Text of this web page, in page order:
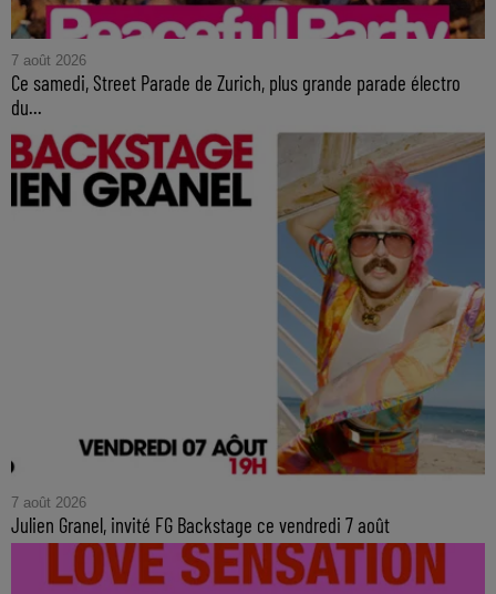
7 août 2026
Ce samedi, Street Parade de Zurich, plus grande parade électro
du...
7 août 2026
Julien Granel, invité FG Backstage ce vendredi 7 août